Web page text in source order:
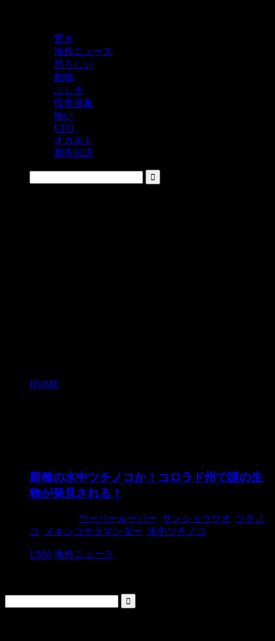
驚き
海外ニュース
恐ろしい
動物
ふしぎ
怪奇現象
怖い
UFO
オカルト
都市伝説
HOME
新種の水中ツチノコか！コロラド州で謎の生
物が発見される！
ウーパールーパー サンショウウオ ツチノ
コ
メキシコサラマンダー 水中ツチノコ
UMA 海外ニュース